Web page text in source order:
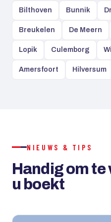
Bilthoven Bunnik
Breukelen De Meern
Lopik Culemborg
Amersfoort Hilversum
NIEUWS & TIPS
Handig om
u boekt